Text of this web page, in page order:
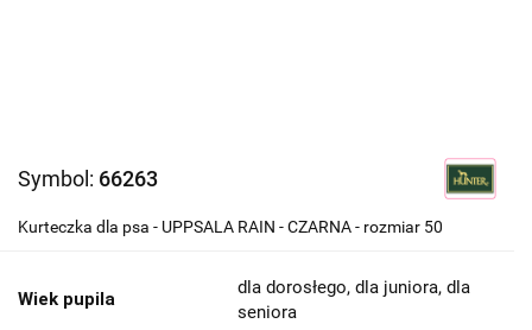
Symbol: 66263
Kurteczka dla psa - UPPSALA RAIN - CZARNA - rozmiar 50
Wiek pupila
dla dorosłego, dla juniora, dla
seniora